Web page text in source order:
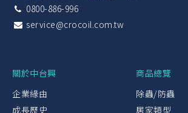
0800-886-996
service@crocoil.com.tw
關於中台興
企業緣由
成長歷史
商品總覽
除蟲/防蟲
居家類型